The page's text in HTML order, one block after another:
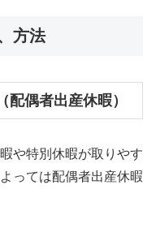
方法
偶者出産休暇）
や特別休暇が取りやす
っては配偶者出産休暇